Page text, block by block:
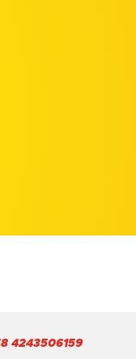
4243506159